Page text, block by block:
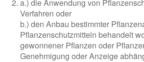
a.) die Anwendung von
Verfahren oder
b.) den Anbau bestimmter
Pflanzenschutzmitteln behandelt
gewonnener Pflanzen oder
Genehmigung oder Anzeige